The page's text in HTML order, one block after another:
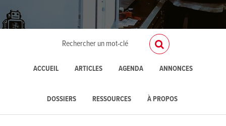
ACCUEIL ARTICLES AGENDA ANNONCES
DOSSIERS RESSOURCES À PROPOS